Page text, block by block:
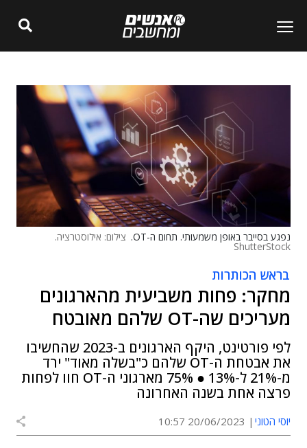
נפגע בסייבר באופן משמעותי. תחום ה-OT. צילום: אילוסטרציה.
ShutterStock
בראש הכותרות
מחקר: פחות משביעית מהארגונים
מעריכים שה-OT שלהם מאובטח
לפי פורטינט, היקף הארגונים ב-2023 שהחשיבו
את אבטחת ה-OT שלהם כ"בשלה מאוד" ירד
מ-21% ל-13% ● 75% מארגוני ה-OT חוו לפחות
פרצה אחת בשנה האחרונה
יוסי הטוני 20/06/2023 10:57